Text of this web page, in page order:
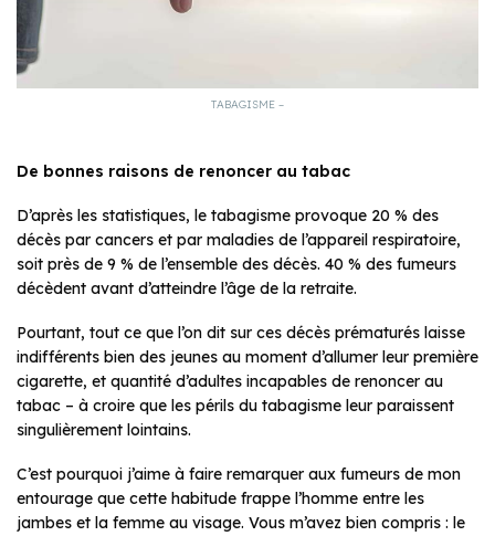
TABAGISME –
De bonnes raisons de renoncer au tabac
D’après les statistiques, le tabagisme provoque 20 % des
décès par cancers et par maladies de l’appareil respiratoire,
soit près de 9 % de l’ensemble des décès. 40 % des fumeurs
décèdent avant d’atteindre l’âge de la retraite.
Pourtant, tout ce que l’on dit sur ces décès prématurés laisse
indifférents bien des jeunes au moment d’allumer leur première
cigarette, et quantité d’adultes incapables de renoncer au
tabac – à croire que les périls du tabagisme leur paraissent
singulièrement lointains.
C’est pourquoi j’aime à faire remarquer aux fumeurs de mon
entourage que cette habitude frappe l’homme entre les
jambes et la femme au visage. Vous m’avez bien compris : le